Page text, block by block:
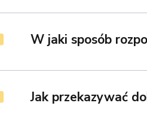
W jaki sposób
Jak przekazywać